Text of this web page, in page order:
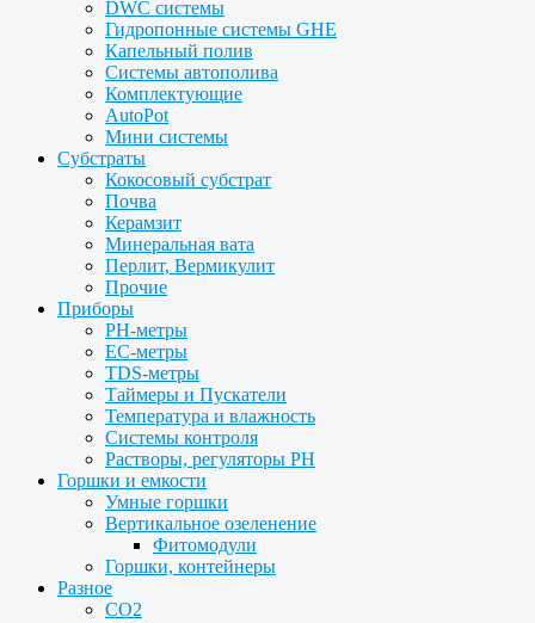
DWC системы
Гидропонные системы GHE
Капельный полив
Системы автополива
Комплектующие
AutoPot
Мини системы
Субстраты
Кокосовый субстрат
Почва
Керамзит
Минеральная вата
Перлит, Вермикулит
Прочие
Приборы
PH-метры
EC-метры
TDS-метры
Таймеры и Пускатели
Температура и влажность
Системы контроля
Растворы, регуляторы PH
Горшки и емкости
Умные горшки
Вертикальное озеленение
Фитомодули
Горшки, контейнеры
Разное
CO2